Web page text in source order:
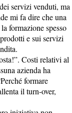
servizi venduti, ma
mi fa dire che una
formazione spesso
e sui servizi
Costi relativi al
azienda ha
formare
il turn-over,